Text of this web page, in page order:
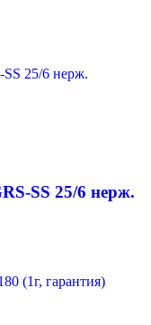
SS 25/6 нерж.